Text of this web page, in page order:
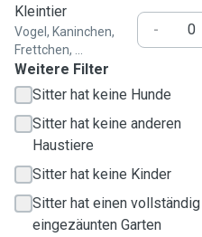
Kleintier
Vogel, Kaninchen,
Frettchen, ...
-
Weitere Filter
Sitter hat keine Hunde
Sitter hat keine anderen
Haustiere
Sitter hat keine Kinder
Sitter hat einen vollständig
eingezäunten Garten